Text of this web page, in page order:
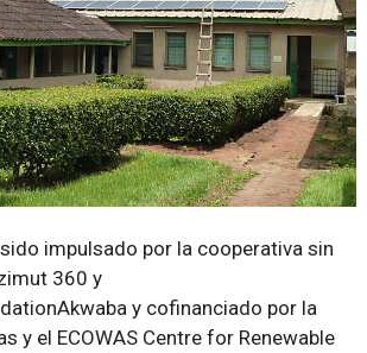
impulsado por la cooperativa sin
360 y
y cofinanciado por la
y el ECOWAS Centre for Renewable